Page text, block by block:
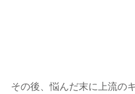
その後、悩んだ末に上流の